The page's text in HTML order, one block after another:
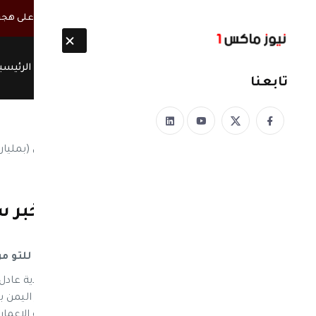
غضب يمني واسع من رد فعل الحكومة والدفاع على
تابعنا
ورد للتو من السعوديه.. خبر
بمليارات الدولارات .. خبر سار لليمنيين ورد
نيوز ماكس ون: أوضــح وزير الخارجية السعودية
المملكة خصصت 10 مليار دولار